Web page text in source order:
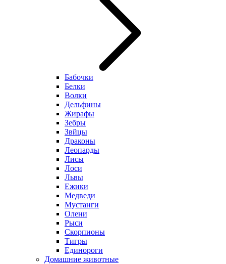
Бабочки
Белки
Волки
Дельфины
Жирафы
Зебры
Звйцы
Драконы
Леопарды
Лисы
Лоси
Львы
Ежики
Медведи
Мустанги
Олени
Рыси
Скорпионы
Тигры
Единороги
Домашние животные